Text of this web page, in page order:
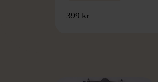
399 kr